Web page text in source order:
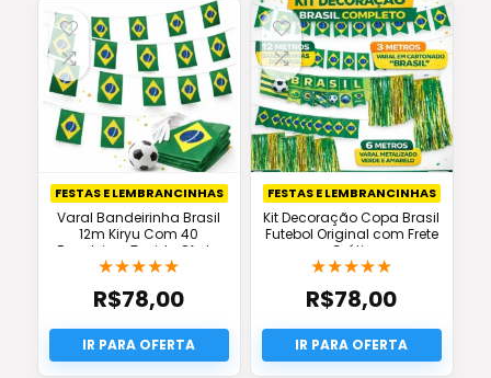
FESTAS E LEMBRANCINHAS
Varal Bandeirinha Brasil
12m Kiryu Com 40
Bandeiras Tecido Oferta
★★★★★
R$78,00
FESTAS E LEMBRANCINHAS
Kit Decoração Copa Brasil
Futebol Original com Frete
Grátis
★★★★★
R$78,00